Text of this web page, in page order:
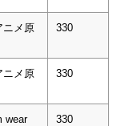
ニメ原
330
ニメ原
330
wear 330